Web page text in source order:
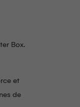
Box.
et
de